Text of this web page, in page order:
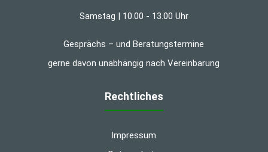
Samstag | 10.00 - 13.00 Uhr
Gesprächs – und Beratungstermine
gerne davon unabhängig nach Vereinbarung
Rechtliches
Impressum